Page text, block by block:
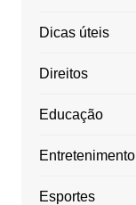
Dicas úteis
Direitos
Educação
Entretenimento
Esportes